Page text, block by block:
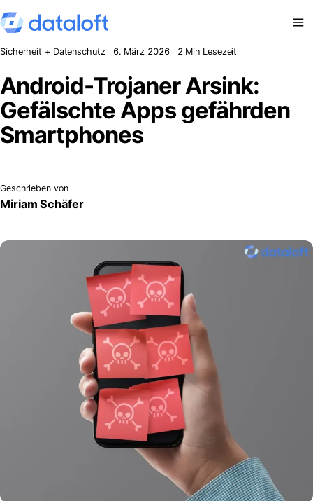
Zum Inhalt springen
Sicherheit + Datenschutz 6. März 2026 2 Min Lesezeit
Android-Trojaner Arsink:
Gefälschte Apps gefährden
Smartphones
Geschrieben von
Miriam Schäfer